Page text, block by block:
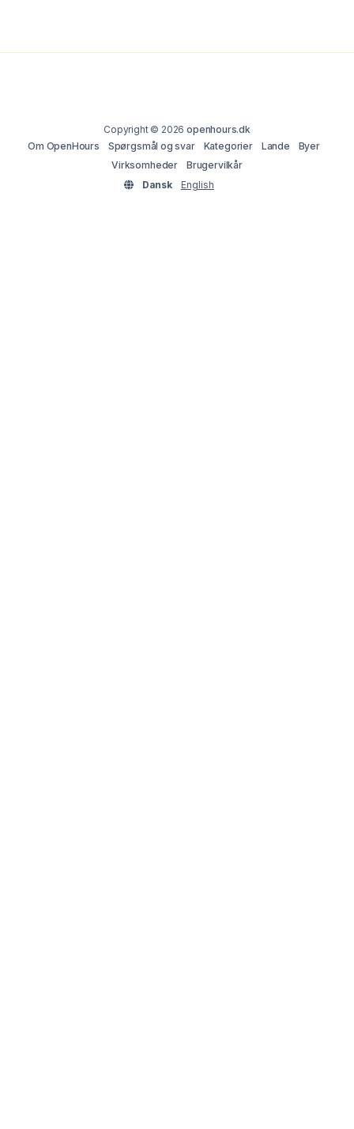
Copyright © 2026openhours.dk
Om OpenHours
Spørgsmål og svar Kategorier Lande
Byer
Virksomheder
Brugervilkår
Dansk
English